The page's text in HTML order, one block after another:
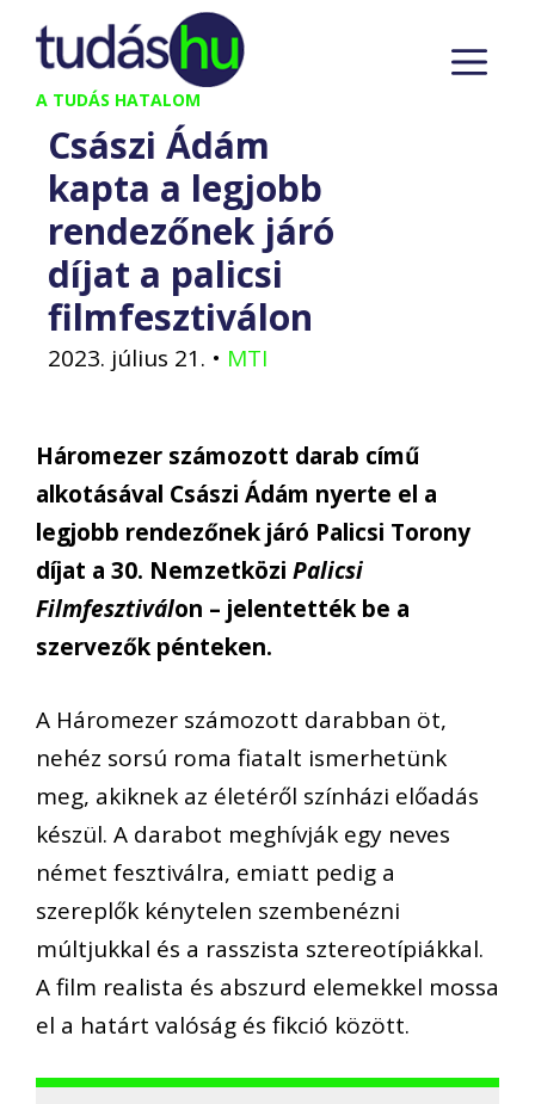
Kilépés
tartalomba
A TUDÁS HATALOM
Császi Ádám
kapta a legjobb
rendezőnek járó
díjat a palicsi
filmfesztiválon
2023. július 21. • MTI
Háromezer számozott darab című
alkotásával Császi Ádám nyerte el a
legjobb rendezőnek járó Palicsi Torony
díjat a 30. Nemzetközi Palicsi
Filmfesztiválon – jelentették be a
szervezők pénteken.
A Háromezer számozott darabban öt,
nehéz sorsú roma fiatalt ismerhetünk
meg, akiknek az életéről színházi előadás
készül. A darabot meghívják egy neves
német fesztiválra, emiatt pedig a
szereplők kénytelen szembenézni
múltjukkal és a rasszista sztereotípiákkal.
A film realista és abszurd elemekkel mossa
el a határt valóság és fikció között.